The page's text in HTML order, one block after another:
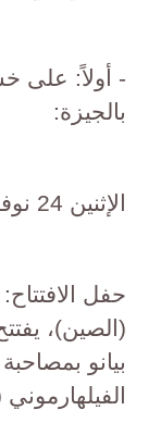
- أولاً: على
بالجيزة:
الإثنين 24 نوفمبر 2025
حفل
(الصين)،
بيانو
الفيلهارموني